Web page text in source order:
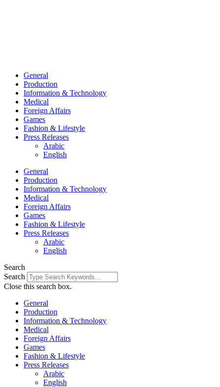
General
Production
Information & Technology
Medical
Foreign Affairs
Games
Fashion & Lifestyle
Press Releases
Arabic
English
General
Production
Information & Technology
Medical
Foreign Affairs
Games
Fashion & Lifestyle
Press Releases
Arabic
English
Search
Search
Close this search box.
General
Production
Information & Technology
Medical
Foreign Affairs
Games
Fashion & Lifestyle
Press Releases
Arabic
English